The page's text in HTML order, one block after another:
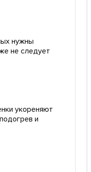
нужны
не следует
укореняют
и